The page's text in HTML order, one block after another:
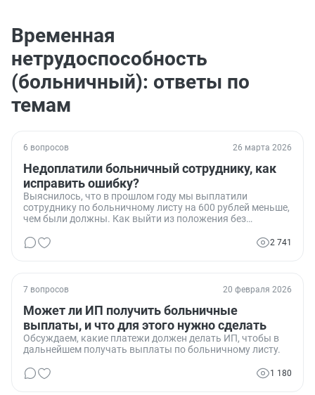
Временная
нетрудоспособность
(больничный): ответы по
темам
6 вопросов 26 марта 2026
Недоплатили больничный сотруднику, как
исправить ошибку?
Выяснилось, что в прошлом году мы выплатили
сотруднику по больничному листу на 600 рублей меньше,
чем были должны. Как выйти из положения без
2 741
7 вопросов 20 февраля 2026
Может ли ИП получить больничные
выплаты, и что для этого нужно сделать
Обсуждаем, какие платежи должен делать ИП, чтобы в
дальнейшем получать выплаты по больничному листу.
1 180